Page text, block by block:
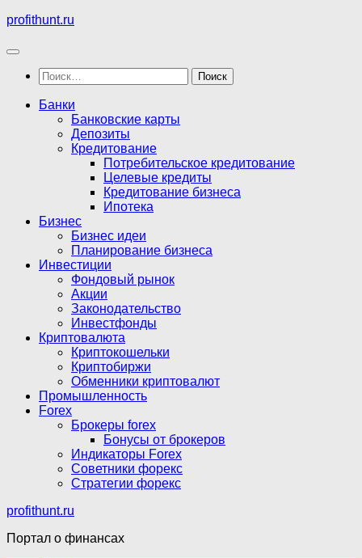
Перейти
содержимому
profithunt.ru
Найти:
Банки
Банковские карты
Депозиты
Кредитование
Потребительское кредитование
Целевые кредиты
Кредитование бизнеса
Ипотека
Бизнес
Бизнес идеи
Планирование бизнеса
Инвестиции
Фондовый рынок
Акции
Законодательство
Инвестфонды
Криптовалюта
Криптокошельки
Криптобиржи
Обменники криптовалют
Промышленность
Forex
Брокеры forex
Бонусы от брокеров
Индикаторы Forex
Советники форекс
Стратегии форекс
profithunt.ru
Портал о финансах